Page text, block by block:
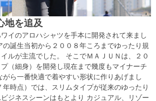
地を追及
イのアロハシャツを手本に開発されて来まし
の誕生当初から２００８年ころまでゆったり規
ルが主流でした。 そこでＭＡＪＵＮは、２０
（細身）を開発し現在まで幾度もマイナーチ
がら一番快適で着やすい形状に作りあげまし
年時点）では、スリムタイプが従来のゆったり
ジネスシーンはもとより カジュアル、リゾー